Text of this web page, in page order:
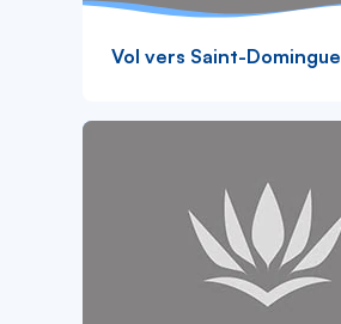
Vol vers Saint-Domingue